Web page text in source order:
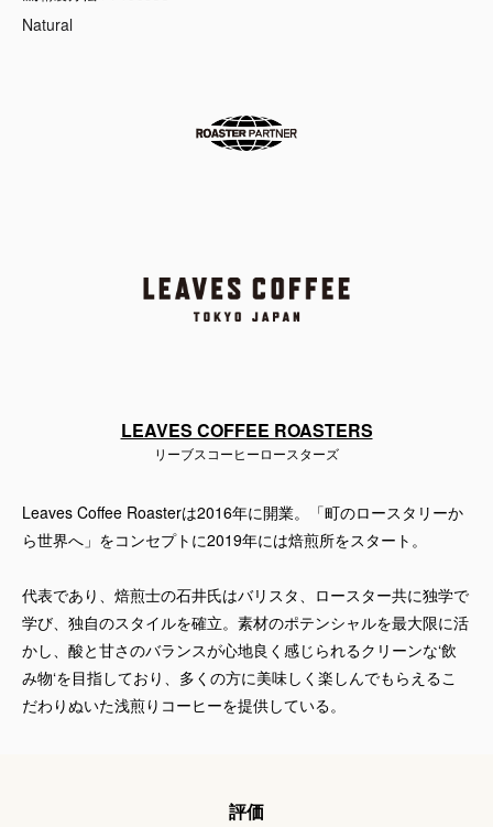
Natural
LEAVES COFFEE ROASTERS
リーブスコーヒーロースターズ
Leaves Coffee Roasterは2016年に開業。「町のロースタリーか
ら世界へ」をコンセプトに2019年には焙煎所をスタート。
代表であり、焙煎士の石井氏はバリスタ、ロースター共に独学で
学び、独自のスタイルを確立。素材のポテンシャルを最大限に活
かし、酸と甘さのバランスが心地良く感じられるクリーンな‘飲
み物‘を目指しており、多くの方に美味しく楽しんでもらえるこ
だわりぬいた浅煎りコーヒーを提供している。
評価